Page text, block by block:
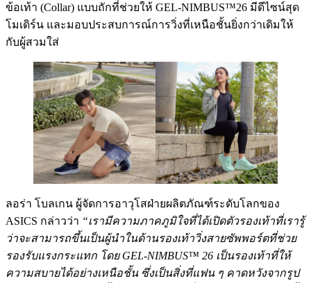
ข้อเท้า (Collar) แบบถักที่ช่วยให้ GEL-NIMBUS™26 มีดีไซน์สุด
โมเดิร์น และมอบประสบการณ์การวิ่งที่เหนือชั้นยิ่งกว่าเดิมให้
กับผู้สวมใส่
ลอร่า โบลเกน ผู้จัดการอาวุโสฝ่ายผลิตภัณฑ์ระดับโลกของ
ASICS กล่าวว่า “เรามีความภาคภูมิใจที่ได้เปิดตัวรองเท้าที่เรารู้
ว่าจะสามารถขึ้นเป็นผู้นำในด้านรองเท้าวิ่งสายซัพพอร์ตที่ช่วย
รองรับแรงกระแทก โดย GEL-NIMBUS™ 26 เป็นรองเท้าที่ให้
ความสบายได้อย่างเหนือชั้น ซึ่งเป็นสิ่งที่แฟน ๆ คาดหวังจากรูป